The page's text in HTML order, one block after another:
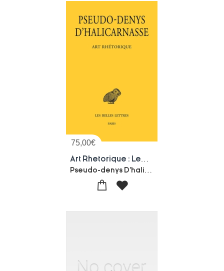
75,00€